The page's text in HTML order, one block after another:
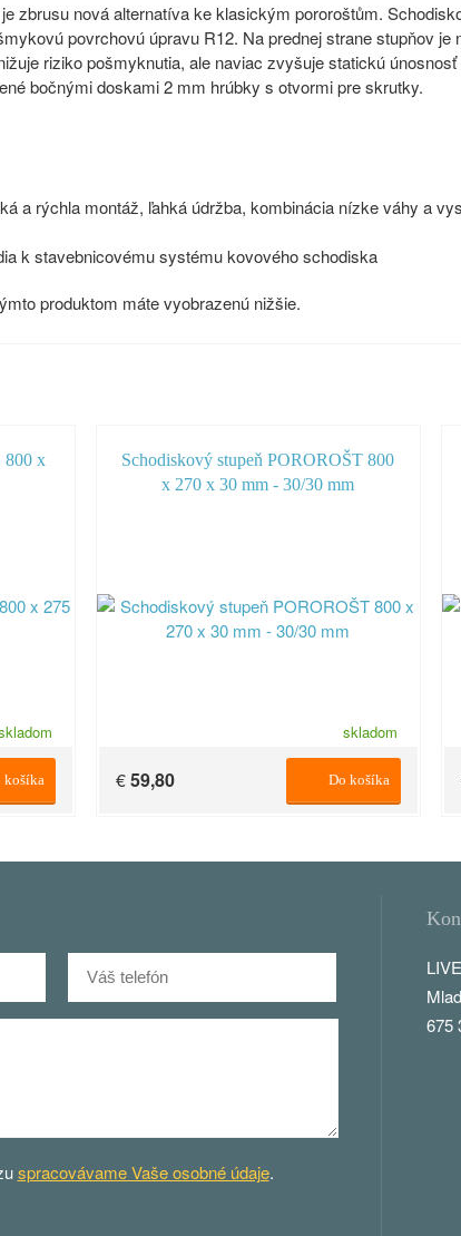
je zbrusu nová alternatíva ke klasickým pororoštům.
povrchovú úpravu R12. Na prednej strane stupňov
riziko pošmyknutia, ale naviac zvyšuje statickú
bočnými doskami 2 mm hrúbky s otvormi pre skrutky.
a rýchla montáž, ľahká údržba, kombinácia nízke váhy a
k stavebnicovému systému kovového schodiska
produktom máte vyobrazenú nižšie.
800 x
košíka
Schodiskový stupeň POROROŠT 800
x 270 x 30 mm - 30/30 mm
skladom
Do košíka
€59,80
spracovávame Vaše osobné údaje.
675